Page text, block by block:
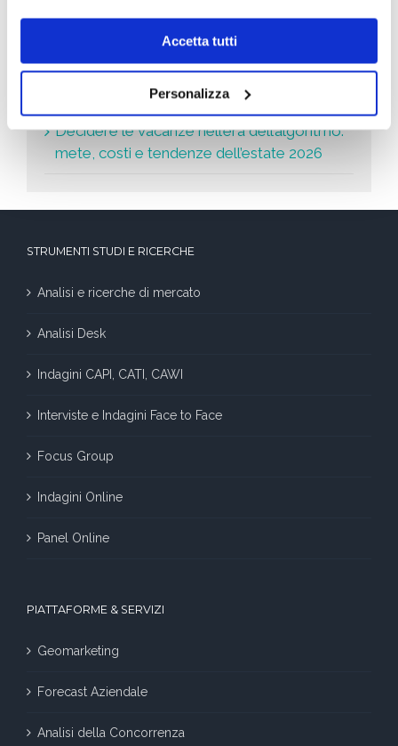
Accetta tutti
Personalizza
Leader della Crescita 2026: le aziende che
crescono di più
Decidere le vacanze nell’era dell’algoritmo:
mete, costi e tendenze dell’estate 2026
STRUMENTI STUDI E RICERCHE
Analisi e ricerche di mercato
Analisi Desk
Indagini CAPI, CATI, CAWI
Interviste e Indagini Face to Face
Focus Group
Indagini Online
Panel Online
PIATTAFORME & SERVIZI
Geomarketing
Forecast Aziendale
Analisi della Concorrenza